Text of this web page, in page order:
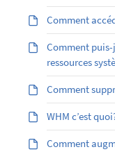
Comment
Comment
ressources
Comment
WHM c’est
Comment